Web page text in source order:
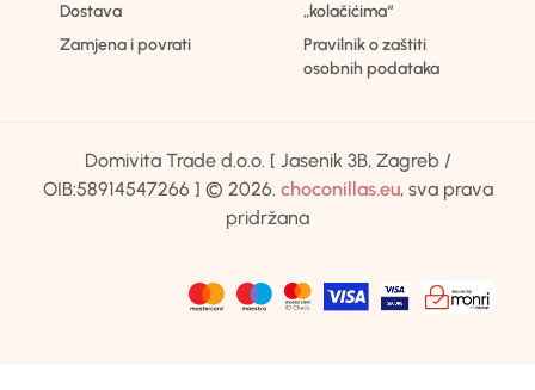
Dostava
Zamjena i povrati
„kolačićima“
Pravilnik o zaštiti
osobnih podataka
Domivita Trade d.o.o. [ Jasenik 3B, Zagreb /
OIB:58914547266 ] © 2026. choconillas.eu, sva prava
pridržana